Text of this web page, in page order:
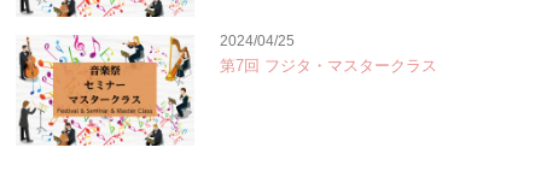
2024/04/25
第7回 フジタ・マスタークラス